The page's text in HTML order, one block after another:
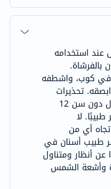
استخدامه
بالفرشاة.
في كوب، واشطفه
30 ثانية، ثم ابصقه. تحذيرات
السلامة: غير مناسب للاستخدام للأطفال دون سن 12
لا
أي من
طبيب أسنان في
أنظار ومتناول
وأشعة الشمس